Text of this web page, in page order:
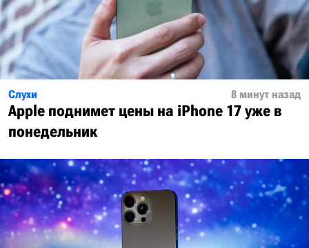
Слухи 8 минут назад
Apple поднимет цены на iPhone 17 уже в
понедельник